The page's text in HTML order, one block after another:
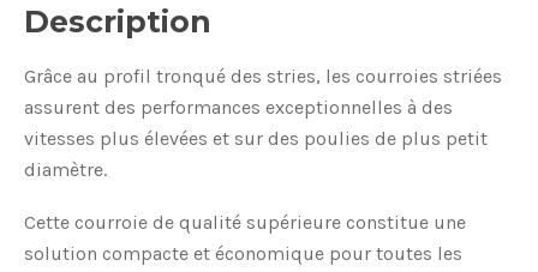
Description
Grâce au profil tronqué des stries, les courroies striées
assurent des performances exceptionnelles à des
vitesses plus élevées et sur des poulies de plus petit
diamètre.
Cette courroie de qualité supérieure constitue une
solution compacte et économique pour toutes les